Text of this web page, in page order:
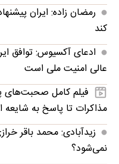
رمضان زاده: ایران
کند
ادعای آکسیوس: توافق
عالی امنیت ملی است
فیلم کامل صحبت‌های
مذاکرات تا پاسخ به شایعه
زیدآبادی: محمد باقر
نمی‌شود؟